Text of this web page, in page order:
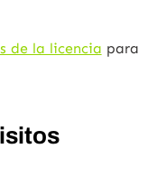
de la licencia para